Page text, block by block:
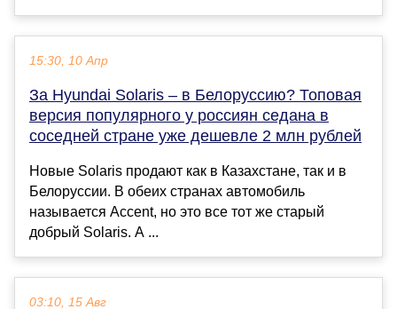
15:30, 10 Апр
За Hyundai Solaris – в Белоруссию? Топовая
версия популярного у россиян седана в
соседней стране уже дешевле 2 млн рублей
Новые Solaris продают как в Казахстане, так и в
Белоруссии. В обеих странах автомобиль
называется Accent, но это все тот же старый
добрый Solaris. А ...
03:10, 15 Авг